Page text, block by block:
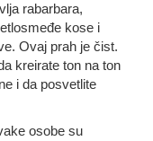
rabarbara,
kose i
Ovaj prah je čist.
kreirate ton na ton
i da posvetlite
osobe su